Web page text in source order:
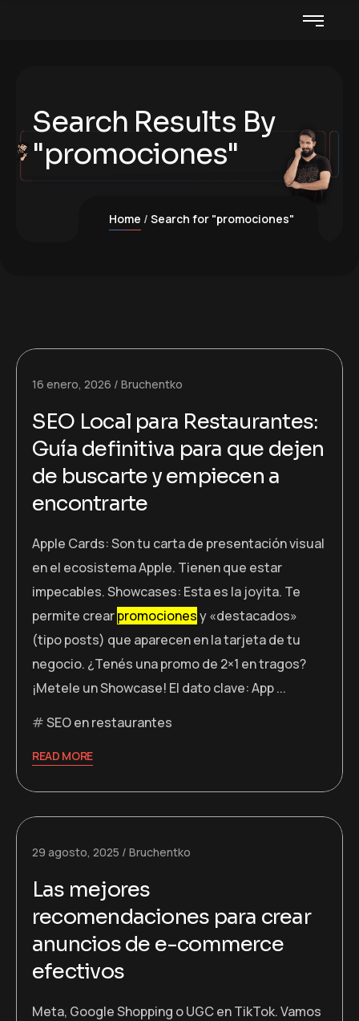
Search Results By
"promociones"
Home Search for "promociones"
16 enero, 2026 Bruchentko
SEO Local para Restaurantes:
Guía definitiva para que dejen
de buscarte y empiecen a
encontrarte
Apple Cards: Son tu carta de presentación visual
en el ecosistema Apple. Tienen que estar
impecables. Showcases: Esta es la joyita. Te
permite crearpromocionesy «destacados»
(tipo posts) que aparecen en la tarjeta de tu
negocio. ¿Tenés una promo de 2×1 en tragos?
¡Metele un Showcase! El dato clave: App ...
SEO en restaurantes
READ MORE
29 agosto, 2025 Bruchentko
Las mejores
recomendaciones para crear
anuncios de e-commerce
efectivos
Meta, Google Shopping o UGC en TikTok. Vamos